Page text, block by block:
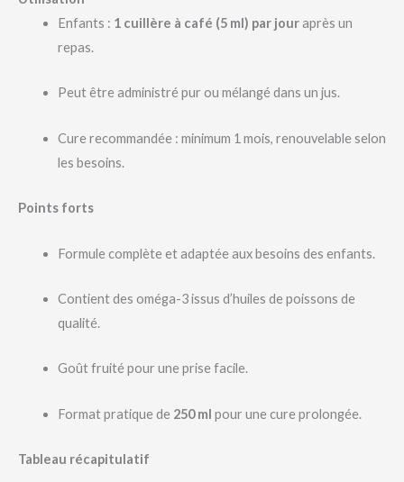
Enfants : 1 cuillère à café (5 ml) par jouraprès un
repas.
Peut être administré pur ou mélangé dans un jus.
Cure recommandée : minimum 1 mois, renouvelable selon
les besoins.
Points forts
Formule complète et adaptée aux besoins des enfants.
Contient des oméga-3 issus d’huiles de poissons de
qualité.
Goût fruité pour une prise facile.
Format pratique de 250 ml pour une cure prolongée.
Tableau récapitulatif